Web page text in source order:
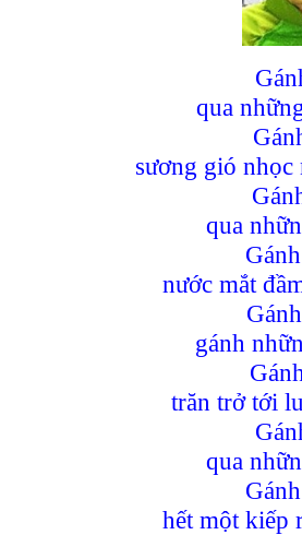
qua
sương gió nhọc
qua
nước mắt
gánh
trăn trở tới
qua
hết một kiếp